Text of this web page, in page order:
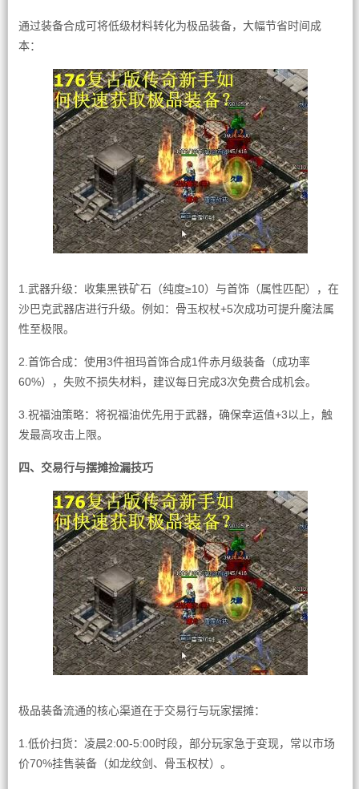
通过装备合成可将低级材料转化为极品装备，大幅节省时间成
本：
1.武器升级：收集黑铁矿石（纯度≥10）与首饰（属性匹配），在
沙巴克武器店进行升级。例如：骨玉权杖+5次成功可提升魔法属
性至极限。
2.首饰合成：使用3件祖玛首饰合成1件赤月级装备（成功率
60%），失败不损失材料，建议每日完成3次免费合成机会。
3.祝福油策略：将祝福油优先用于武器，确保幸运值+3以上，触
发最高攻击上限。
四、交易行与摆摊捡漏技巧
极品装备流通的核心渠道在于交易行与玩家摆摊：
1.低价扫货：凌晨2:00-5:00时段，部分玩家急于变现，常以市场
价70%挂售装备（如龙纹剑、骨玉权杖）。